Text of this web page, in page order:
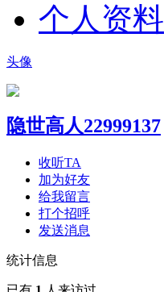
个人资料
头像
隐世高人22999137
收听TA
加为好友
给我留言
打个招呼
发送消息
统计信息